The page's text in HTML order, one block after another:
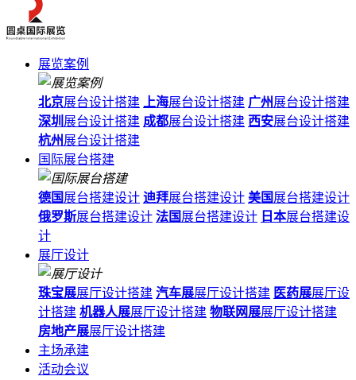
展览案例
北京展台设计搭建 上海展台设计搭建 广州展台设计搭建
深圳 展台设计搭建 成都展台设计搭建 西安展台设计搭建
杭州展台设计搭建
国际展台搭建
德国 展台搭建设计 迪拜展台搭建设计 美国 展台搭建设计
俄罗斯展台搭建设计 法国 展台搭建设计 日本展台搭建设
计
展厅设计
珠宝展展厅设计搭建 汽车展展厅设计搭建 医药展展厅设
计搭建 机器人展展厅设计搭建 物联网展展厅设计搭建
房地产展展厅设计搭建
主场承建
活动会议